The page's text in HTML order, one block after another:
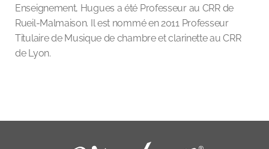
Enseignement, Hugues a été Professeur au CRR de
Rueil-Malmaison. Il est nommé en 2011 Professeur
Titulaire de Musique de chambre et clarinette au CRR
de Lyon.